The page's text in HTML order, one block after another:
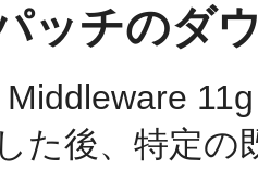
ッチのダ
た後、特定